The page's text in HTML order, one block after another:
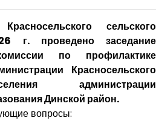
сельского
г. проведено заседание
по профилактике
Красносельского
администрации
Динской район.
вопросы: